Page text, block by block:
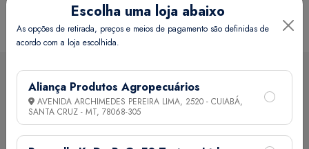
Sobre a loja
A Aliança Distribuidora é referência no mercado de
Escolha uma loja abaixo
As opções de retirada, preços e meios de pagamento são definidas de
acordo com a loja escolhida.
Aliança Produtos Agropecuários
AVENIDA ARCHIMEDES PEREIRA LIMA, 2520 - CUIABÁ,
SANTA CRUZ - MT, 78068-305